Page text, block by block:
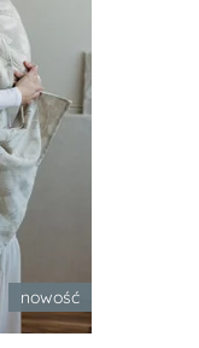
nowość